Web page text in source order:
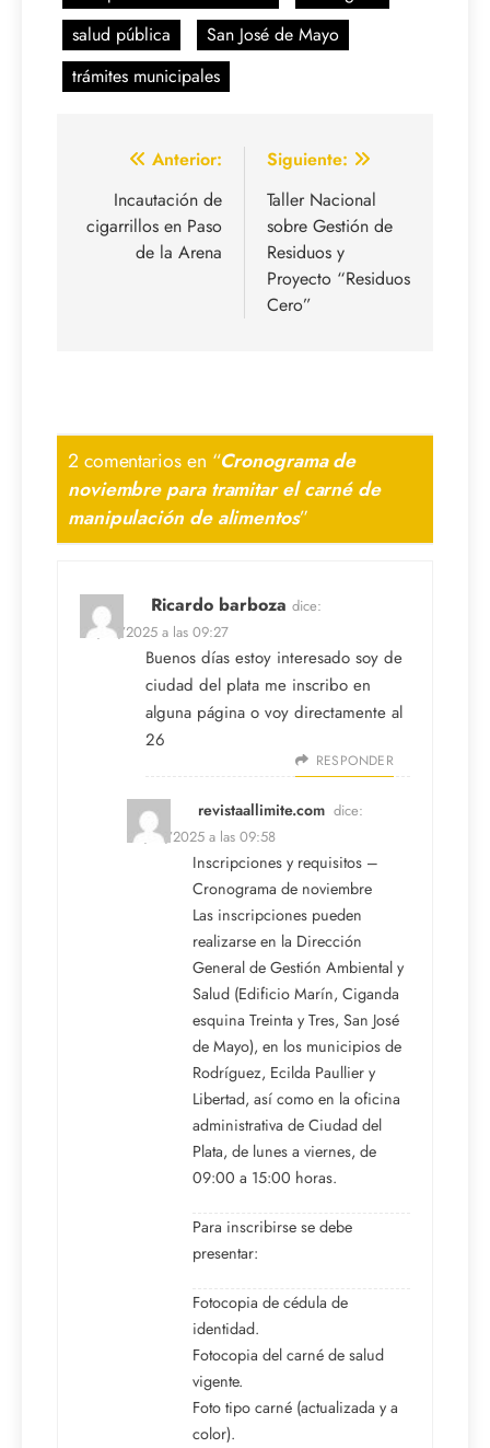
salud pública
San José de Mayo
trámites municipales
Navegación
entradas
Anterior:
Incautación de
cigarrillos en Paso
de la Arena
Siguiente:
Taller Nacional
sobre Gestión de
Residuos y
Proyecto “Residuos
Cero”
2 comentarios en “Cronograma de
noviembre para tramitar el carné de
manipulación de alimentos”
Ricardo barboza dice:
04/11/2025 a las 09:27
Buenos días estoy interesado soy de
ciudad del plata me inscribo en
alguna página o voy directamente al
26
RESPONDER
revistaallimite.com dice:
04/11/2025 a las 09:58
Inscripciones y requisitos –
Cronograma de noviembre
Las inscripciones pueden
realizarse en la Dirección
General de Gestión Ambiental y
Salud (Edificio Marín, Ciganda
esquina Treinta y Tres, San José
de Mayo), en los municipios de
Rodríguez, Ecilda Paullier y
Libertad, así como en la oficina
administrativa de Ciudad del
Plata, de lunes a viernes, de
09:00 a 15:00 horas.
Para inscribirse se debe
presentar:
Fotocopia de cédula de
identidad.
Fotocopia del carné de salud
vigente.
Foto tipo carné (actualizada y a
color).